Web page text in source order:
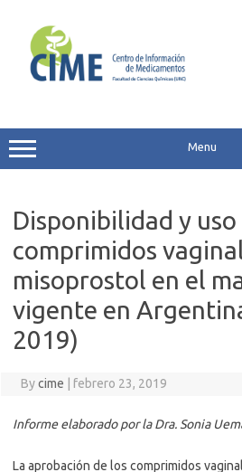
content
Menu
Disponibilidad y uso
comprimidos
misoprostol en el
vigente en
2019)
Bycime febrero 23, 2019
Informe elaborado por la Dra. Sonia
La aprobación de los comprimidos